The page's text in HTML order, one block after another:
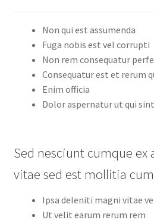
Shop
Non qui est assumenda
Fuga nobis est vel corrupti
Non rem consequatur
Consequatur est et rerum
Enim officia
Dolor aspernatur ut qui
Sed nesciunt cumque ex
vitae sed est mollitia
Ipsa deleniti magni vitae
Ut velit earum rerum rem